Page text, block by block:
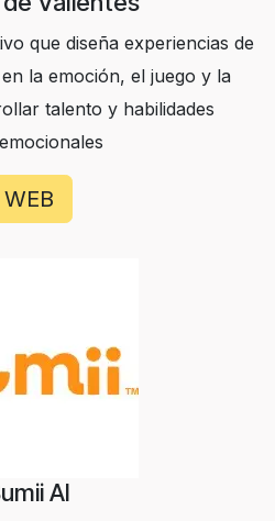
que diseña experiencias de
la emoción, el juego y la
talento y habilidades
WEB
AI